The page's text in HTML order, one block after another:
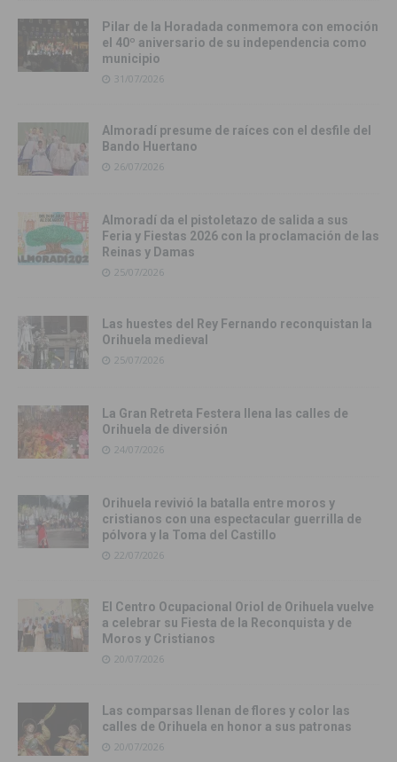
Pilar de la Horadada conmemora con emoción
el 40º aniversario de su independencia como
municipio
31/07/2026
Almoradí presume de raíces con el desfile del
Bando Huertano
26/07/2026
Almoradí da el pistoletazo de salida a sus
Feria y Fiestas 2026 con la proclamación de las
Reinas y Damas
25/07/2026
Las huestes del Rey Fernando reconquistan la
Orihuela medieval
25/07/2026
La Gran Retreta Festera llena las calles de
Orihuela de diversión
24/07/2026
Orihuela revivió la batalla entre moros y
cristianos con una espectacular guerrilla de
pólvora y la Toma del Castillo
22/07/2026
El Centro Ocupacional Oriol de Orihuela vuelve
a celebrar su Fiesta de la Reconquista y de
Moros y Cristianos
20/07/2026
Las comparsas llenan de flores y color las
calles de Orihuela en honor a sus patronas
20/07/2026